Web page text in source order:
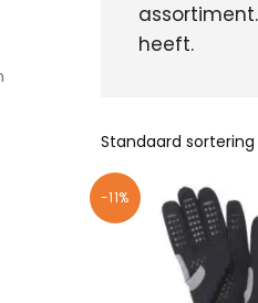
heeft.
-11%